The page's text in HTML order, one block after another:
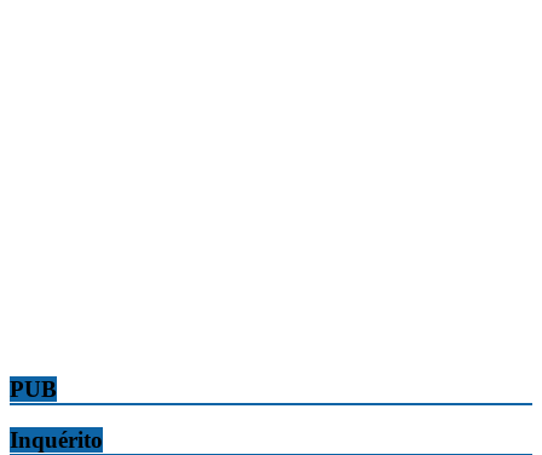
PUB
Inquérito